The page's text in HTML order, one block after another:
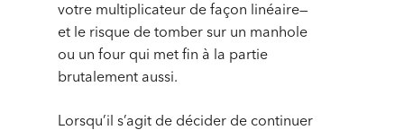
votre multiplicateur de façon linéaire—
et le risque de tomber sur un manhole
ou un four qui met fin à la partie
brutalement aussi.
Lorsqu’il s’agit de décider de continuer